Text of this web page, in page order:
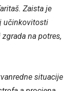
Zaista je
učinkovitosti
na potres,
situacije